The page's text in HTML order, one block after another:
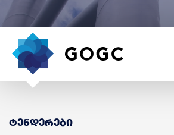
ტენდერები